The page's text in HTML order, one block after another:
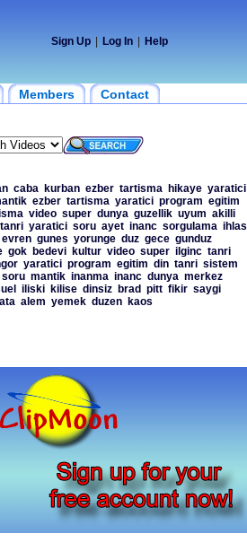
Sign Up Log In Help
Members Contact
caba kurban ezber tartisma hikaye yaratici
ezber tartisma yaratici program egitim
video super dunya guzellik uyum akilli
tanri yaratici soru ayet inanc sorgulama ihlas
evren gunes yorunge duz gece gunduz
gok bedevi kultur video super ilginc tanri
yaratici program egitim din tanri sistem
soru mantik inanma inanc dunya merkez
iliski kilise dinsiz brad pitt fikir saygi
alem yemek duzen kaos